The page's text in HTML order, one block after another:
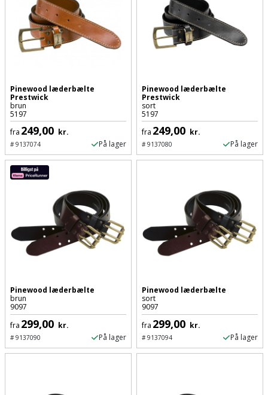
Tråd
til
byggeri
Vinduer
WinWin
plader
Renseservietter
og
wipes
Saks
Sav
Savbuk
Savklinge
Skruestik
Skruetvinge
Slibeartikler
Smøring
geringssav
Kerneboremaskine
Klippeværktøj
Kombokit
Kompressor
Lader
Ligesliber
Limpistol
Loddekolbe
Luftværktøj
Måleinstrumenter
Kaffe
Køkkenudstyr
Leg
Lommelygte
Merchandise
Mobiltilbehør
Pavillon
Plantekasser
Postkasse
Pinewood læderbælte
Prestwick
brun
5197
fra 249,00 kr.
#9137074 På lager
Pinewood læderbælte
Prestwick
sort
5197
fra 249,00 kr.
#9137080 På lager
Pinewood læderbælte
brun
9097
fra 299,00 kr.
#9137090 På lager
Pinewood læderbælte
sort
9097
fra 299,00 kr.
#9137094 På lager